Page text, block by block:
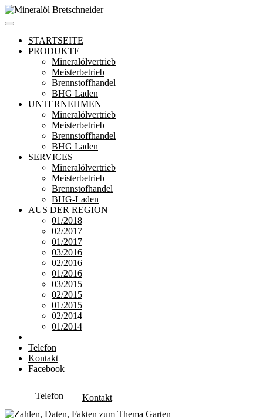
Zum
Inhalt
STARTSEITE
PRODUKTE
Mineralölvertrieb
Meisterbetrieb
Brennstoffhandel
BHG Laden
UNTERNEHMEN
Mineralölvertrieb
Meisterbetrieb
Brennstoffhandel
BHG Laden
SERVICES
Mineralölvertrieb
Meisterbetrieb
Brennstofhandel
BHG-Laden
AUS DER REGION
01/2018
02/2017
01/2017
03/2016
02/2016
01/2016
03/2015
02/2015
01/2015
02/2014
01/2014
Telefon
Kontakt
Facebook
Telefon Kontakt